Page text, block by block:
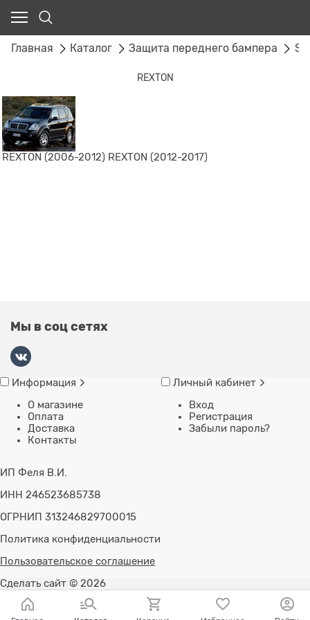
Главная Каталог Защита переднего бампера
REXTON
REXTON (2006-2012) REXTON (2012-2017)
Мы в соц сетях
Информация
О магазине
Оплата
Доставка
Контакты
Личный кабинет
Вход
Регистрация
Забыли пароль?
ИП Феля В.И.
ИНН 246523685738
ОГРНИП 313246829700015
Политика конфиденциальности
Пользовательское соглашение
Сделать сайт © 2026